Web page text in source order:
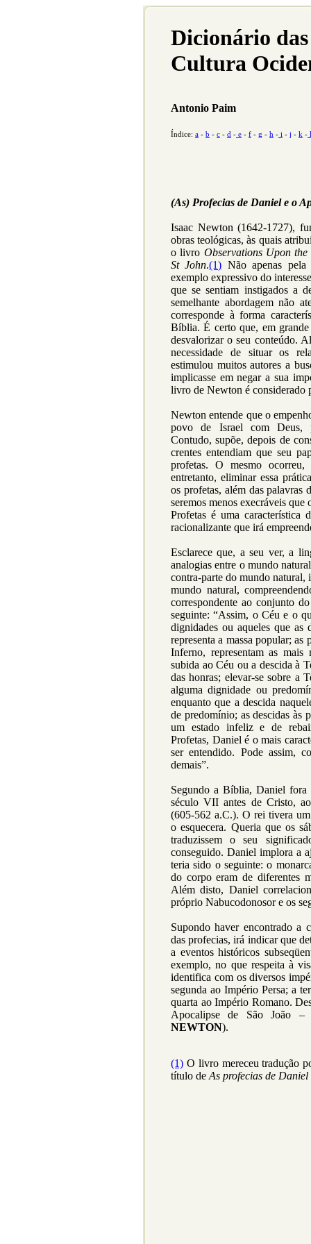
Dicionário
Cultura
Antonio Paim
Índice: a - b - c - d - e - f - g - h - i - j - k - l
(As) Profecias de Daniel e o
Isaac Newton (1642-1727),
obras teológicas, às quais
o livro Observations Upon
St John.(1) Não apenas
exemplo expressivo do
que se sentiam instigados a
semelhante abordagem não
corresponde à forma
Bíblia. É certo que, em
desvalorizar o seu conteúdo.
necessidade de situar os
estimulou muitos autores a
implicasse em negar a sua
livro de Newton é considerado
Newton entende que o
povo de Israel com Deus,
Contudo, supõe, depois de
crentes entendiam que seu
profetas. O mesmo ocorreu,
entretanto, eliminar essa
os profetas, além das
seremos menos execráveis
Profetas é uma característica
racionalizante que irá
Esclarece que, a seu ver, a
analogias entre o mundo
contra-parte do mundo
mundo natural,
correspondente ao conjunto
seguinte: “Assim, o Céu e o
dignidades ou aqueles que as
representa a massa popular; as
Inferno, representam as mais
subida ao Céu ou a descida à
das honras; elevar-se sobre a
alguma dignidade ou
enquanto que a descida
de predomínio; as descidas às
um estado infeliz e de
Profetas, Daniel é o mais
ser entendido. Pode assim,
demais”.
Segundo a Bíblia, Daniel fora
século VII antes de Cristo,
(605-562 a.C.). O rei tivera
o esquecera. Queria que os
traduzissem o seu
conseguido. Daniel implora a
teria sido o seguinte: o
do corpo eram de diferentes
Além disto, Daniel
próprio Nabucodonosor e os
Supondo haver encontrado a
das profecias, irá indicar que
a eventos históricos
exemplo, no que respeita à
identifica com os diversos
segunda ao Império Persa; a
quarta ao Império Romano.
Apocalipse de São João –
NEWTON).
(1) O livro mereceu tradução
título de As profecias de